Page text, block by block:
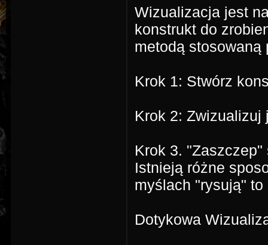
Wizualizacja jest
konstrukt do
metodą
Krok 1: Stwórz
Krok 2: Zwizualizuj
Krok 3.
Istnieją różne
myślach "rysują"
Dotykowa